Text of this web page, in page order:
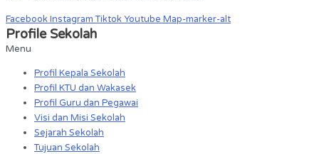
FacebookInstagram TiktokYoutube Map-marker-alt
Profile Sekolah
Menu
Profil Kepala Sekolah
Profil KTU dan Wakasek
Profil Guru dan Pegawai
Visi dan Misi Sekolah
Sejarah Sekolah
Tujuan Sekolah